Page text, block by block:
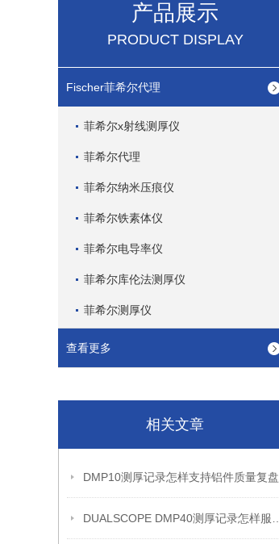
产品展示
PRODUCT DISPLAY
Fischer菲希尔代理
菲希尔x射线测厚仪
菲希尔代理
菲希尔纳米压痕仪
菲希尔铁素体仪
菲希尔电导率仪
菲希尔库伦法测厚仪
菲希尔测厚仪
查看更多
相关文章
DMP10测厚记录怎样支持铝件质量复盘